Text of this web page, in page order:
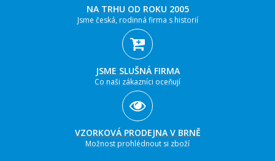
NA TRHU OD ROKU 2005
Jsme česká, rodinná firma s historií
JSME SLUŠNÁ FIRMA
Co naši zákazníci oceňují
VZORKOVÁ PRODEJNA V BRNĚ
Možnost prohlédnout si zboží